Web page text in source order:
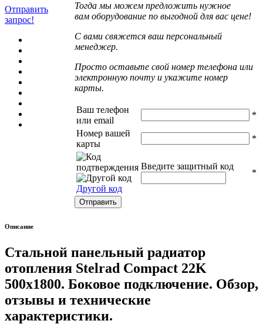
Отправить
запрос!
Тогда мы можем предложить нужное
вам оборудование по выгодной для вас цене!
С вами свяжется ваш персональный
менеджер.
Просто оставьте свой номер телефона или
электронную почту и укажите номер
карты.
Ваш телефон
или email
*
Номер вашей
карты
*
Другой код
Введите защитный код
*
Описание
Стальной панельный радиатор
отопления Stelrad Compact 22K
500х1800. Боковое подключение. Обзор,
отзывы и технические
характеристики.